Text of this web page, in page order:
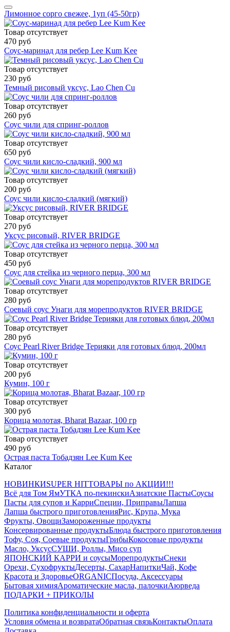
Лимонное сорго свежее, 1уп (45-50гр)
Товар отсутствует
470 руб
Соус-маринад для ребер Lee Kum Kee
Товар отсутствует
230 руб
Темный рисовый уксус, Lao Chen Cu
Товар отсутствует
260 руб
Соус чили для спринг-роллов
Товар отсутствует
650 руб
Соус чили кисло-сладкий, 900 мл
Товар отсутствует
200 руб
Соус чили кисло-сладкий (мягкий)
Товар отсутствует
270 руб
Уксус рисовый, RIVER BRIDGE
Товар отсутствует
450 руб
Соус для стейка из черного перца, 300 мл
Товар отсутствует
280 руб
Соевый соус Унаги для морепродуктов RIVER BRIDGE
Товар отсутствует
280 руб
Соус Pearl River Bridge Терияки для готовых блюд, 200мл
Товар отсутствует
200 руб
Кумин, 100 г
Товар отсутствует
300 руб
Корица молотая, Bharat Bazaar, 100 гр
Товар отсутствует
490 руб
Острая паста Тобадзян Lee Kum Kee
Каталог
НОВИНКИSUPER HITТОВАРЫ по АКЦИИ!!!
Всё для Том ЯмУТКА по-пекинскиАзиатские ПастыСоусы
Пасты для супов и КарриСпеции, ПриправыЛапша
Лапша быстрого приготовленияРис, Крупа, Мука
Фрукты, ОвощиЗамороженные продукты
Консервированные продуктыБлюда быстрого приготовления
Тофу, Соя, Соевые продуктыГрибыКокосовые продукты
Масло, УксусСУШИ, Роллы, Мисо суп
ЯПОНСКИЙ КАРРИ и соусыМорепродуктыСнеки
Орехи, СухофруктыДесерты, СахарНапиткиЧай, Кофе
Красота и ЗдоровьеORGANICПосуда, Аксессуары
Бытовая химияАроматические масла, палочкиАюрведа
ПОДАРКИ + ПРИКОЛЫ
Политика конфиденциальности и оферта
Условия обмена и возвратаОбратная связьКонтактыОплата